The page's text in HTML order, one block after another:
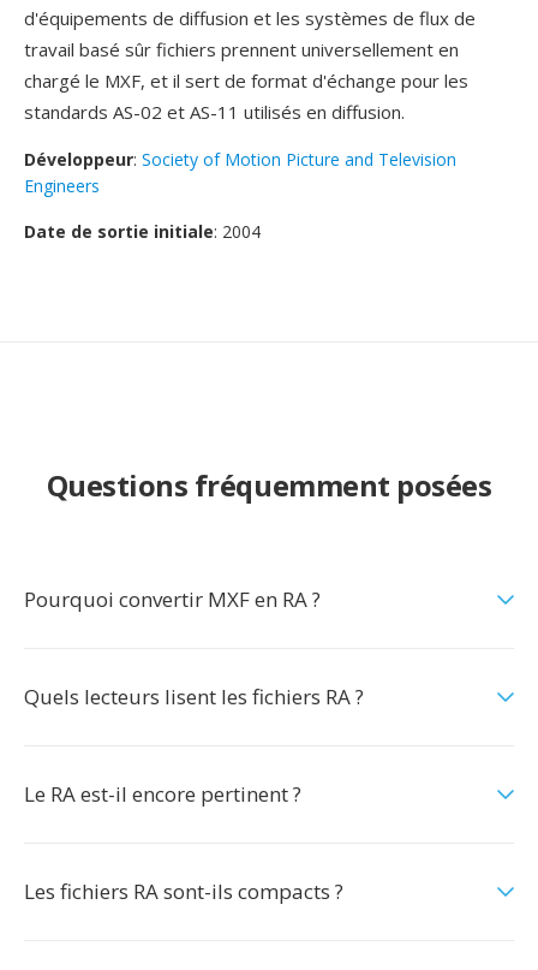
d'équipements de diffusion et les systèmes de flux de
travail basé sûr fichiers prennent universellement en
chargé le MXF, et il sert de format d'échange pour les
standards AS-02 et AS-11 utilisés en diffusion.
Développeur: Society of Motion Picture and Television
Engineers
Date de sortie initiale: 2004
Questions fréquemment posées
Pourquoi convertir MXF en RA ?
Quels lecteurs lisent les fichiers RA ?
Le RA est-il encore pertinent ?
Les fichiers RA sont-ils compacts ?